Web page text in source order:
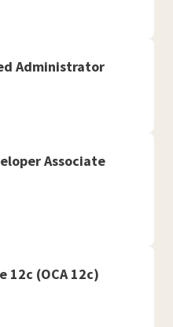
Administrator
Associate
12c (OCA 12c)